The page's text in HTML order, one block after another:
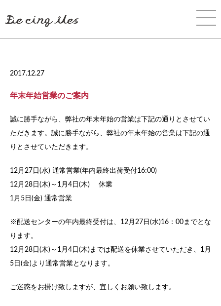
2017.12.27
年末年始営業のご案内
誠に勝手ながら、弊社の年末年始の営業は下記の通りとさせてい
ただきます。誠に勝手ながら、弊社の年末年始の営業は下記の通
りとさせていただきます。
12月27日(水) 通常営業(年内最終出荷受付16:00)
12月28日(木)～1月4日(木) 休業
1月5日(金) 通常営業
※配送センターの年内最終受付は、12月27日(水)16：00までとな
ります。
12月28日(木)～1月4日(木)までは配送を休業させていただき、1月
5日(金)より通常営業となります。
ご迷惑をお掛け致しますが、宜しくお願い致します。